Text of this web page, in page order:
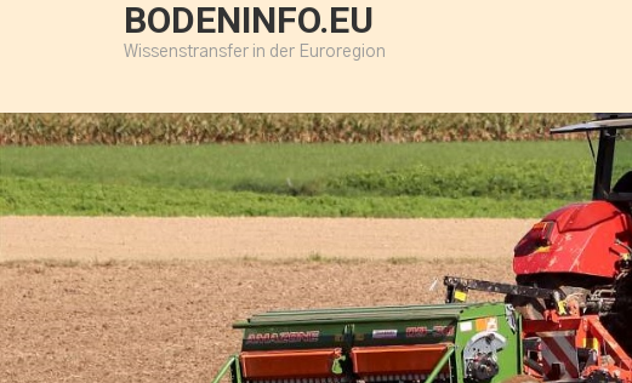
BODENINFO.EU
Wissenstransfer in der Euroregion